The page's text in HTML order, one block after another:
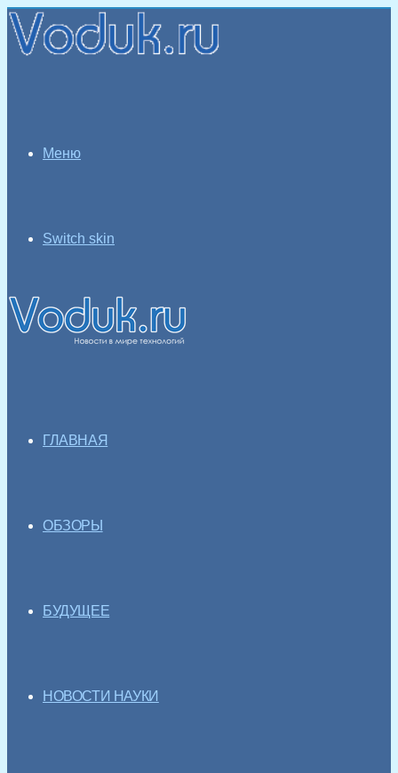
Меню
Switch skin
ГЛАВНАЯ
ОБЗОРЫ
БУДУЩЕЕ
НОВОСТИ НАУКИ